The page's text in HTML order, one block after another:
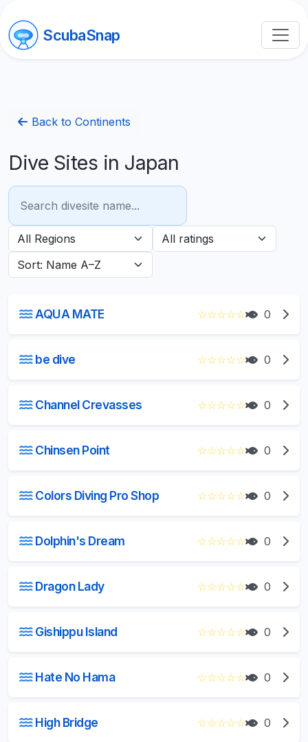
ScubaSnap
Back to Continents
Dive Sites in Japan
AQUA MATE ☆☆☆☆☆ 0
be dive ☆☆☆☆☆ 0
Channel Crevasses ☆☆☆☆☆ 0
Chinsen Point ☆☆☆☆☆ 0
Colors Diving Pro Shop ☆☆☆☆☆ 0
Dolphin's Dream ☆☆☆☆☆ 0
Dragon Lady ☆☆☆☆☆ 0
Gishippu Island ☆☆☆☆☆ 0
Hate No Hama ☆☆☆☆☆ 0
High Bridge ☆☆☆☆☆ 0